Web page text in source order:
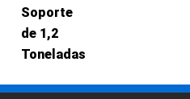
Soporte
de 1,2
Toneladas